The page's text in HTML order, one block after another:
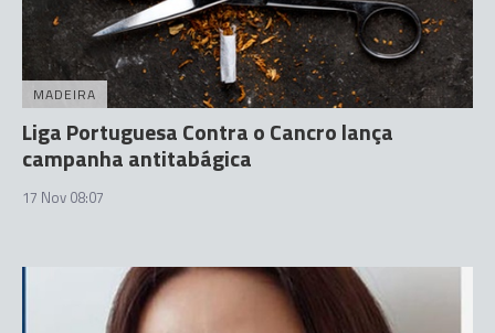
MADEIRA
Liga Portuguesa Contra o Cancro lança
campanha antitabágica
17 Nov 08:07